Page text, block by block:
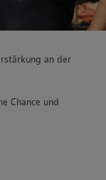
an der
Chance und